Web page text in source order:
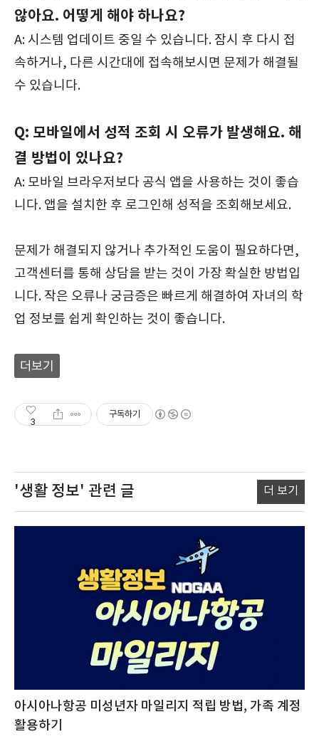
않아요. 어떻게 해야 하나요?
A: 시스템 업데이트 중일 수 있습니다. 잠시 후 다시 접
속하거나, 다른 시간대에 접속해보시면 문제가 해결될
수 있습니다.
Q: 모바일에서 성적 조회 시 오류가 발생해요. 해
결 방법이 있나요?
A: 모바일 브라우저보다 공식 앱을 사용하는 것이 좋습
니다. 앱을 설치한 후 로그인해 성적을 조회해보세요.
문제가 해결되지 않거나 추가적인 도움이 필요하다면,
고객센터를 통해 상담을 받는 것이 가장 확실한 방법입
니다. 작은 오류나 궁금증은 빠르게 해결하여 자녀의 학
업 정보를 쉽게 확인하는 것이 좋습니다.
더보기
3
구독하기
'생활 정보' 관련 글 더 보기
아시아나항공 미성년자 마일리지 적립 방법, 가족 계정
활용하기